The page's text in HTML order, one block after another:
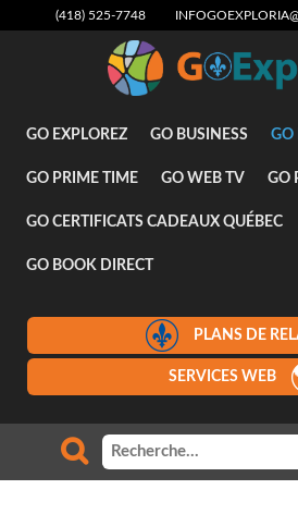
(418) 525-7748
GO EXPLOREZ GO BUSINESS GO
GO PRIME TIME GO WEB TV GO
GO CERTIFICATS CADEAUX QUÉBEC
GO BOOK DIRECT
PLANS DE
SERVICES WEB